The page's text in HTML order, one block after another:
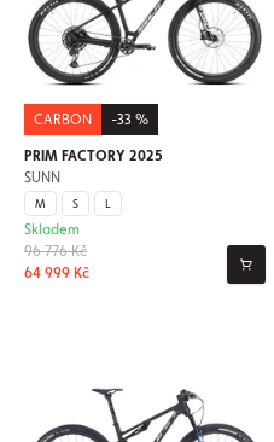
CARBON -33 %
PRIM FACTORY 2025
SUNN
M S L
96 776 Kč
64 999 Kč
Skladem